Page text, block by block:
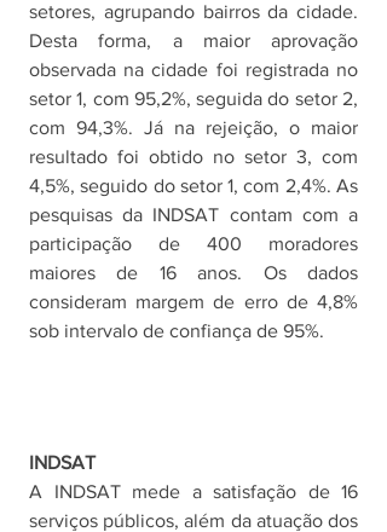
setores, agrupando bairros da cidade.
Desta forma, a maior aprovação
observada na cidade foi registrada no
setor 1, com 95,2%, seguida do setor 2,
com 94,3%. Já na rejeição, o maior
resultado foi obtido no setor 3, com
4,5%, seguido do setor 1, com 2,4%. As
pesquisas da INDSAT contam com a
participação de 400 moradores
maiores de 16 anos. Os dados
consideram margem de erro de 4,8%
sob intervalo de confiança de 95%.
INDSAT
A INDSAT mede a satisfação de 16
serviços públicos, além da atuação dos